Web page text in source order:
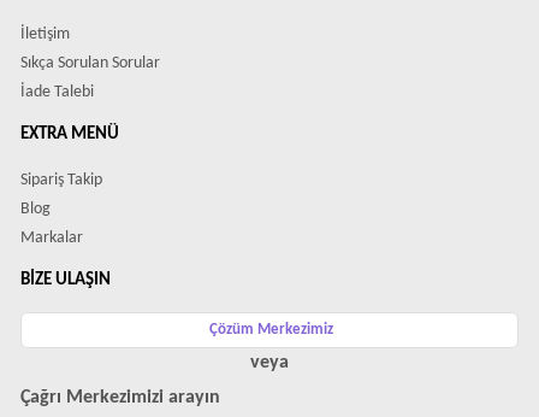
İletişim
Sıkça Sorulan Sorular
İade Talebi
EXTRA MENÜ
Sipariş Takip
Blog
Markalar
BIZE ULAŞIN
Çözüm Merkezimiz
veya
Çağrı Merkezimizi arayın